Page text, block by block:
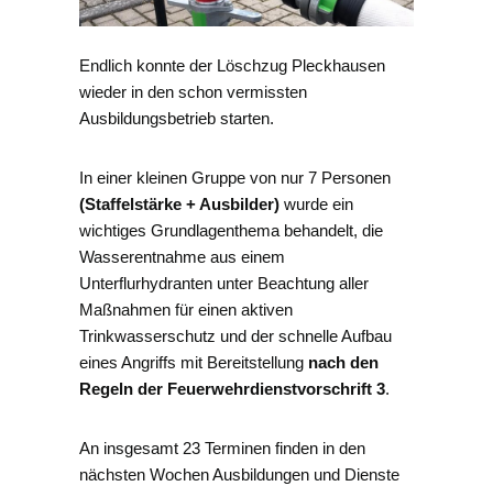
Endlich konnte der Löschzug Pleckhausen
wieder in den schon vermissten
Ausbildungsbetrieb starten.
In einer kleinen Gruppe von nur 7 Personen
(Staffelstärke + Ausbilder) wurde ein
wichtiges Grundlagenthema behandelt, die
Wasserentnahme aus einem
Unterflurhydranten unter Beachtung aller
Maßnahmen für einen aktiven
Trinkwasserschutz und der schnelle Aufbau
eines Angriffs mit Bereitstellung nach den
Regeln der Feuerwehrdienstvorschrift 3.
An insgesamt 23 Terminen finden in den
nächsten Wochen Ausbildungen und Dienste